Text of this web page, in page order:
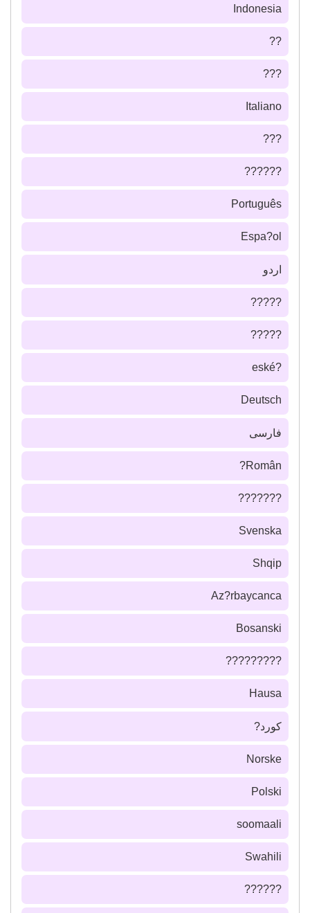
Indonesia
??
???
Italiano
???
??????
Português
Espa?ol
اردو
?????
?????
?eské
Deutsch
فارسى
Român?
???????
Svenska
Shqip
Az?rbaycanca
Bosanski
?????????
Hausa
كورد?
Norske
Polski
soomaali
Swahili
??????